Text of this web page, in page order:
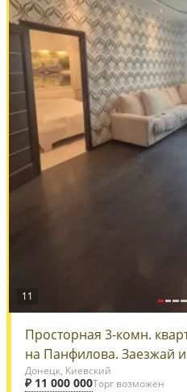
11
Просторная 3-комн.
на Панфилова. Заезжай
Донецк, Киевский
₽ 11 000 000Торг возможен